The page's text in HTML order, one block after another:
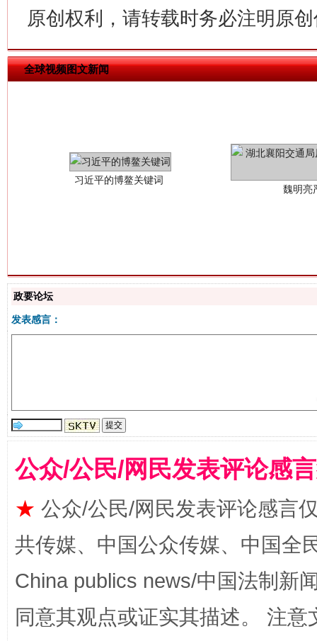
原创权利，请转载时务必注明原
全球视频图文新闻
习近平的博鳌关键词
“刷贴”乱象丛生
"炒
政要论坛
发表感言：
公众/公民/网民发表评论感
★ 公众/公民/网民发表评论感言
共传媒、中国公众传媒、中国全
China publics news/中国法制新
同意其观点或证实其描述。 注